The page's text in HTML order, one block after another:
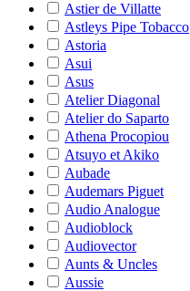
Astier de Villatte
Astleys Pipe Tobacco
Astoria
Asui
Asus
Atelier Diagonal
Atelier do Saparto
Athena Procopiou
Atsuyo et Akiko
Aubade
Audemars Piguet
Audio Analogue
Audioblock
Audiovector
Aunts & Uncles
Aussie